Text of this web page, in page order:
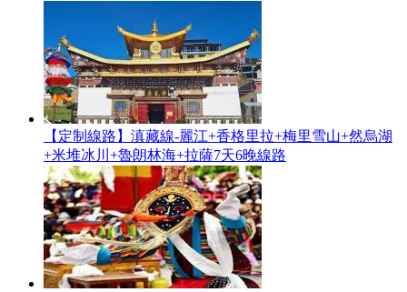
【定制線路】滇藏線-麗江+香格里拉+梅里雪山+然烏湖
+米堆冰川+魯朗林海+拉薩7天6晚線路